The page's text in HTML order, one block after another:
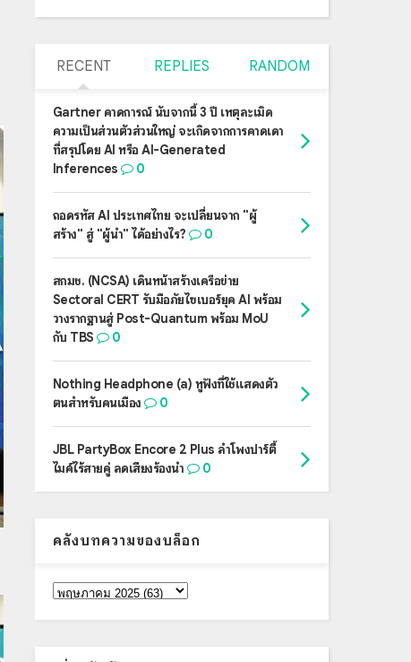
RECENT REPLIES RANDOM
Gartner คาดการณ์ นับจากนี้ 3 ปี เหตุละเมิด
ความเป็นส่วนตัวส่วนใหญ่ จะเกิดจากการคาดเดา
ที่สรุปโดย AI หรือ AI-Generated
Inferences
0
ถอดรหัส AI ประเทศไทย จะเปลี่ยนจาก "ผู้
สร้าง" สู่ "ผู้นำ" ได้อย่างไร?
0
สกมช. (NCSA) เดินหน้าสร้างเครือข่าย
Sectoral CERT รับมือภัยไซเบอร์ยุค AI พร้อม
วางรากฐานสู่ Post-Quantum พร้อม MoU
กับ TBS
0
Nothing Headphone (a) หูฟังที่ใช้แสดงตัว
ตนสำหรับคนเมือง
0
JBL PartyBox Encore 2 Plus ลำโพงปาร์ตี้
ไมค์ไร้สายคู่ ลดเสียงร้องนำ
0
คลังบทความของบล็อก